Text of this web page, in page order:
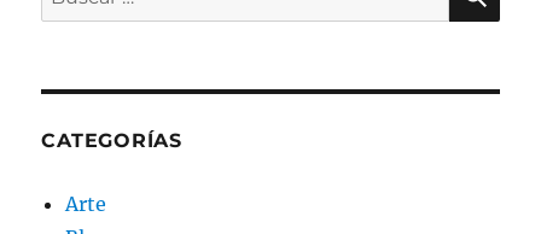
por:
CATEGORÍAS
Arte